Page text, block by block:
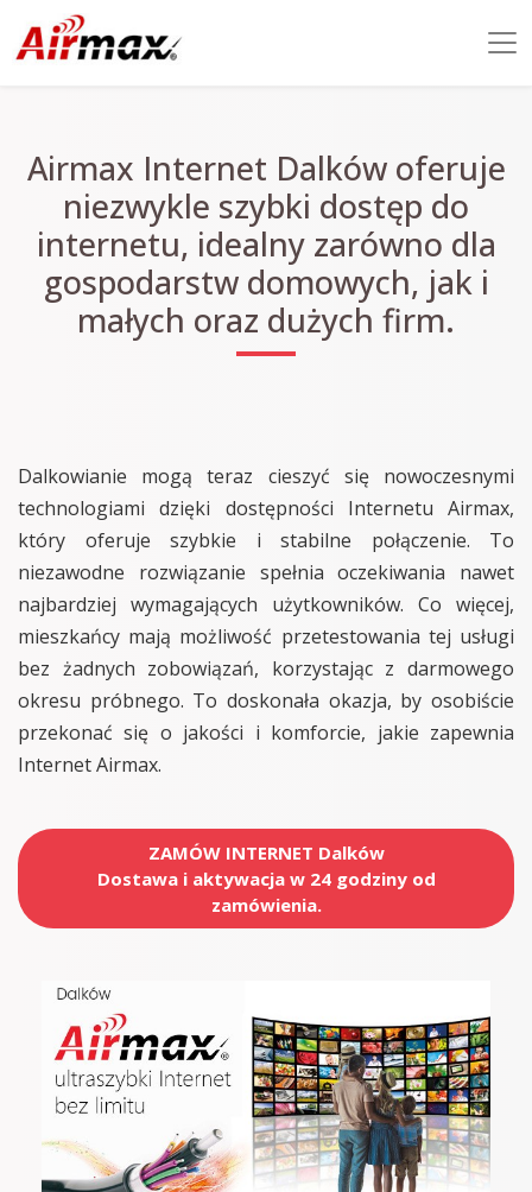
Airmax Internet Dalków oferuje
niezwykle szybki dostęp do
internetu, idealny zarówno dla
gospodarstw domowych, jak i
małych oraz dużych firm.
Dalkowianie mogą teraz cieszyć się nowoczesnymi
technologiami dzięki dostępności Internetu Airmax,
który oferuje szybkie i stabilne połączenie. To
niezawodne rozwiązanie spełnia oczekiwania nawet
najbardziej wymagających użytkowników. Co więcej,
mieszkańcy mają możliwość przetestowania tej usługi
bez żadnych zobowiązań, korzystając z darmowego
okresu próbnego. To doskonała okazja, by osobiście
przekonać się o jakości i komforcie, jakie zapewnia
Internet Airmax.
ZAMÓW INTERNET Dalków
Dostawa i aktywacja w 24 godziny od
zamówienia.